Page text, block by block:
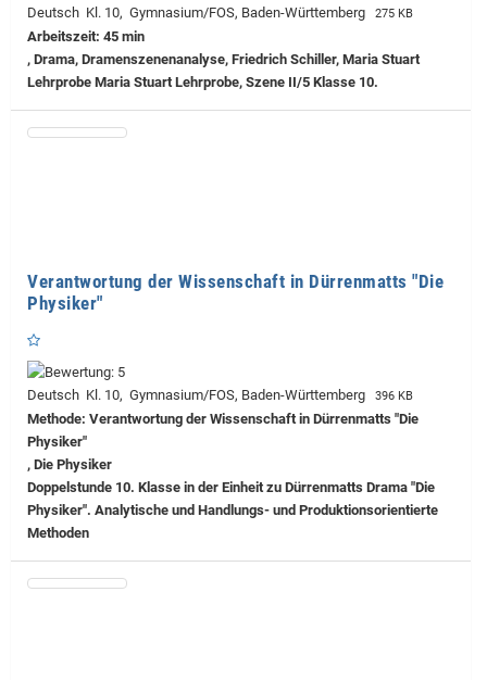
Deutsch Kl. 10, Gymnasium/FOS, Baden-Württemberg 275 KB
Arbeitszeit: 45 min
, Drama, Dramenszenenanalyse, Friedrich Schiller, Maria Stuart
Lehrprobe Maria Stuart Lehrprobe, Szene II/5 Klasse 10.
Verantwortung der Wissenschaft in Dürrenmatts "Die
Physiker"
Deutsch Kl. 10, Gymnasium/FOS, Baden-Württemberg 396 KB
Methode: Verantwortung der Wissenschaft in Dürrenmatts "Die
Physiker"
, Die Physiker
Doppelstunde 10. Klasse in der Einheit zu Dürrenmatts Drama "Die
Physiker". Analytische und Handlungs- und Produktionsorientierte
Methoden